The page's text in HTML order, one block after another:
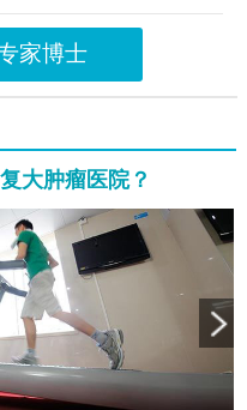
家博士
大肿瘤医院？